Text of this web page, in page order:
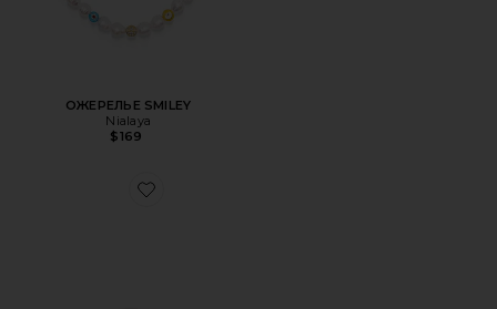
ОЖЕРЕЛЬЕ SMILEY
Nialaya
$169
Favorite КОЛЬЦО PEGASUS